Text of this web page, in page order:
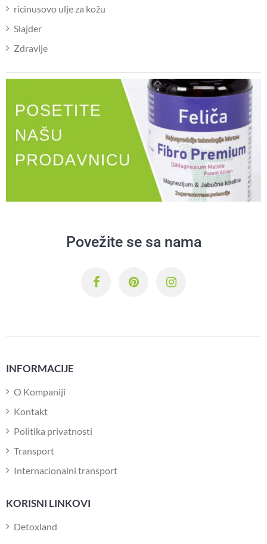
ricinusovo ulje za kožu
Slajder
Zdravlje
Povežite se sa nama
INFORMACIJE
O Kompaniji
Kontakt
Politika privatnosti
Transport
Internacionalni transport
KORISNI LINKOVI
Detoxland